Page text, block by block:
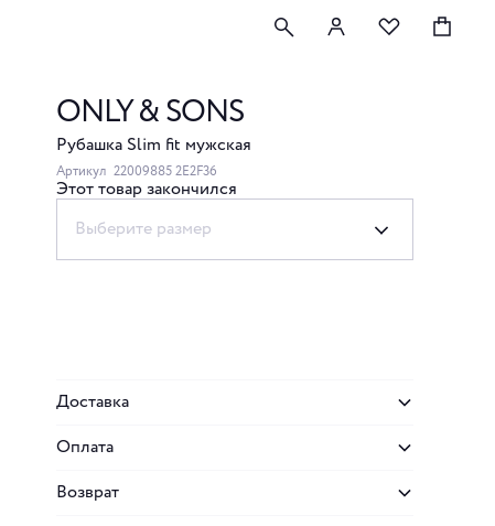
ONLY & SONS
Рубашка Slim fit мужская
Артикул 22009885 2E2F36
Этот товар закончился
Выберите размер
Доставка
Оплата
Возврат